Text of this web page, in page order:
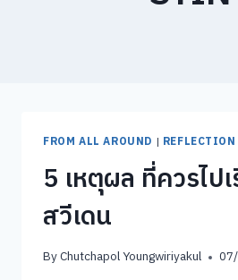
FROM ALL AROUND | REFLECTION
5 เหตุผล ที่ควรไป
สวีเดน
ByChutchapol Youngwiriyakul